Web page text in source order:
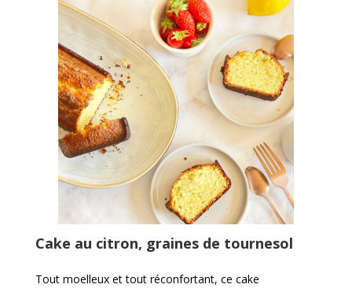
Cake au citron, graines de tournesol
Tout moelleux et tout réconfortant, ce cake